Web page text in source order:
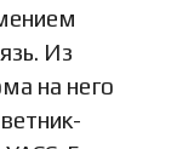
Из
на него